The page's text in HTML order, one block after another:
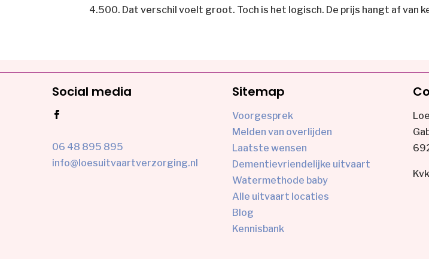
4.500. Dat verschil voelt groot. Toch is het logisch. De prijs hangt af van
Social media
06 48 895 895
info@loesuitvaartverzorging.nl
Sitemap
Voorgesprek
Melden van overlijden
Laatste wensen
Dementievriendelijke uitvaart
Watermethode baby
Alle uitvaart locaties
Blog
Kennisbank